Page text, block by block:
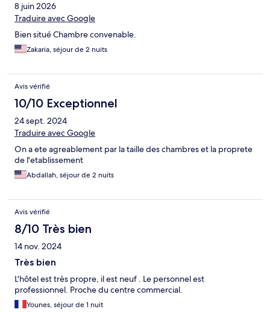
8 juin 2026
Traduire avec Google
Bien situé Chambre convenable.
Zakaria, séjour de 2 nuits
Avis vérifié
10/10 Exceptionnel
24 sept. 2024
Traduire avec Google
On a ete agreablement par la taille des chambres et la proprete
de l'etablissement
Abdallah, séjour de 2 nuits
Avis vérifié
8/10 Très bien
14 nov. 2024
Très bien
L'hôtel est très propre, il est neuf . Le personnel est
professionnel. Proche du centre commercial.
Younes, séjour de 1 nuit